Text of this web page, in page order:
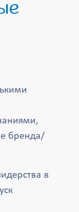
бренда/
в